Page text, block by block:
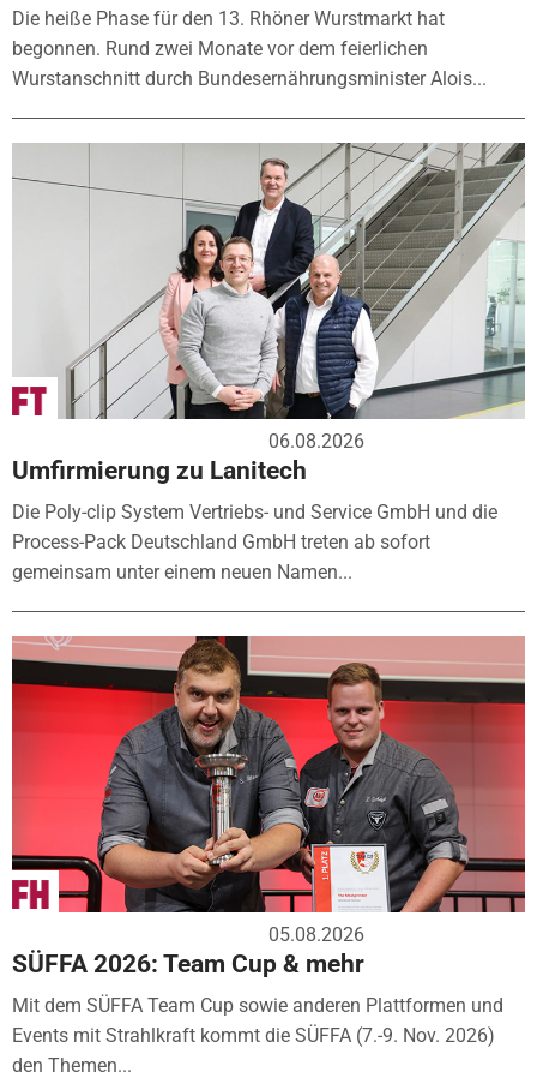
Die heiße Phase für den 13. Rhöner Wurstmarkt hat
begonnen. Rund zwei Monate vor dem feierlichen
Wurstanschnitt durch Bundesernährungsminister Alois...
06.08.2026
Umfirmierung zu Lanitech
Die Poly-clip System Vertriebs- und Service GmbH und die
Process-Pack Deutschland GmbH treten ab sofort
gemeinsam unter einem neuen Namen...
05.08.2026
SÜFFA 2026: Team Cup & mehr
Mit dem SÜFFA Team Cup sowie anderen Plattformen und
Events mit Strahlkraft kommt die SÜFFA (7.-9. Nov. 2026)
den Themen...